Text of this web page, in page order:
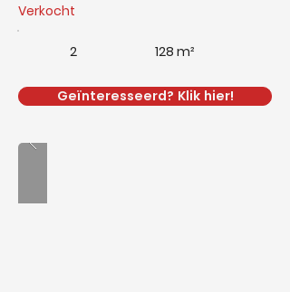
Verkocht
2 128 m²
Geïnteresseerd? Klik hier!